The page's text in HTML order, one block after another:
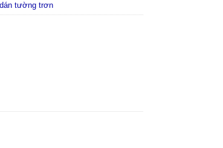
tường trơn